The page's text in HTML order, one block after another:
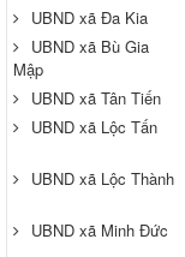
UBND xã Đa Kia
UBND xã Bù Gia
Mập
UBND xã Tân Tiến
UBND xã Lộc Tấn
UBND xã Lộc Thành
UBND xã Minh Đức